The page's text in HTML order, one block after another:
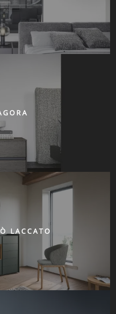
LACCATO